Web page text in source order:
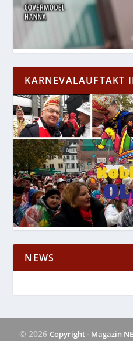
KARNEVALAUFTAKT
NEWS
© 2026 Copyright - Magazin